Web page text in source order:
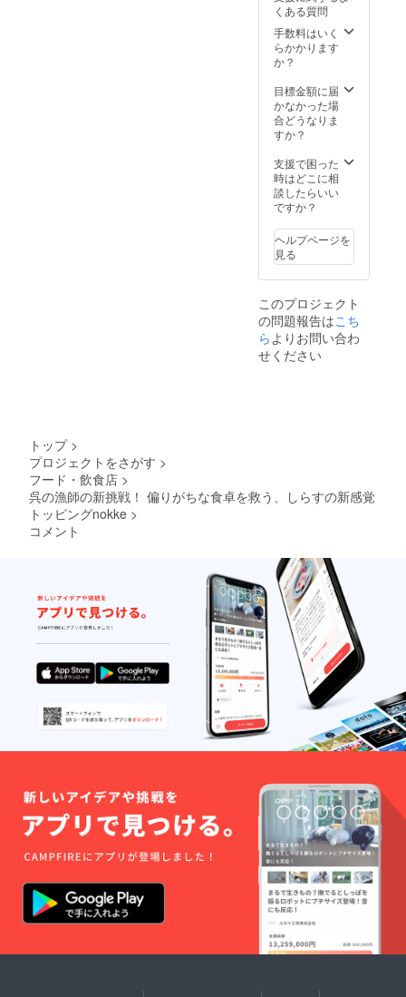
※完成次
第
（2022
定）随
時配送
いたし
年5月中
を予
定）随
時配送
ます
くある質問
手数料はいく
らかかります
か？
目標金額に届
かなかった場
合どうなりま
すか？
支援で困った
時はどこに相
談したらいい
ですか？
ヘルプページを
見る
このプロジェクト
の問題報告はこち
ら よりお問い合わ
せください
トップ >
プロジェクトをさがす >
フード・飲食店 >
呉の漁師の新挑戦！ 偏りがちな食卓を救う、しらすの新感覚
トッピングnokke >
コメント